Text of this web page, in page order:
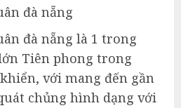
đà nẵng
đà nẵng là 1 trong
Tiên phong trong
với mang đến gần
chủng hình dạng với